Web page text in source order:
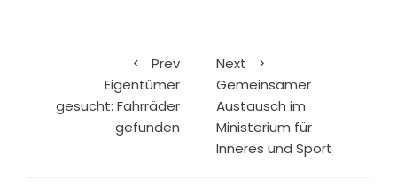
Prev
Eigentümer
gesucht: Fahrräder
gefunden
Next
Gemeinsamer
Austausch im
Ministerium für
Inneres und Sport